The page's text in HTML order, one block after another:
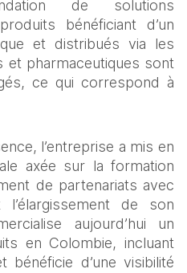
de solutions
bénéficiant d’un
et distribués via les
et pharmaceutiques sont
ce qui correspond à
l’entreprise a mis en
axée sur la formation
de partenariats avec
de son
aujourd’hui un
en Colombie, incluant
d’une visibilité